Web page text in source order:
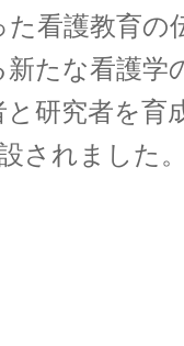
看護教育の
たな看護学
研究者を育
されました